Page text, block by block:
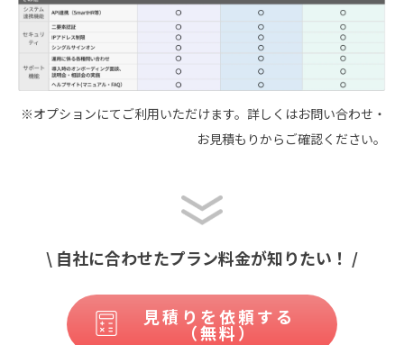
※オプションにてご利用いただけます。詳しくはお問い合わせ・
お見積もりからご確認ください。
\ 自社に合わせたプラン料金が知りたい！ /
見積りを依頼する
（無料）